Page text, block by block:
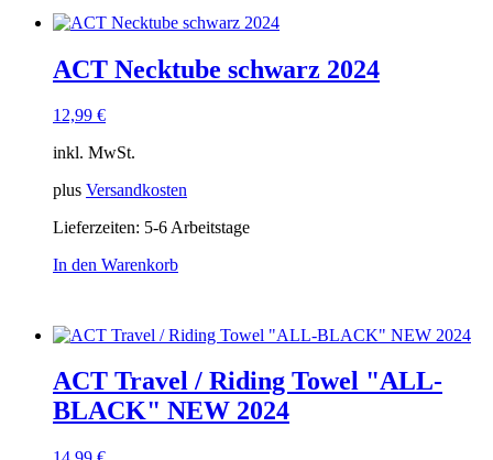
weist
mehrere
auf.
Optionen
auf
Produktseite
werden
ACT Necktube schwarz 2024
12,99 €
inkl. MwSt.
plus Versandkosten
Lieferzeiten: 5-6 Arbeitstage
In den Warenkorb
ACT Travel / Riding Towel "ALL-
BLACK" NEW 2024